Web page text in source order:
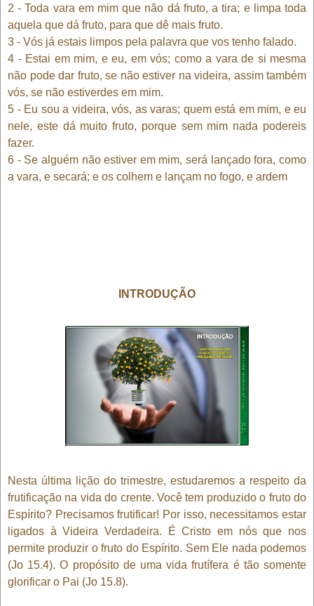
2 - Toda vara em mim que não dá fruto, a tira; e limpa toda
aquela que dá fruto, para que dê mais fruto.
3 - Vós já estais limpos pela palavra que vos tenho falado.
4 - Estai em mim, e eu, em vós; como a vara de si mesma
não pode dar fruto, se não estiver na videira, assim também
vós, se não estiverdes em mim.
5 - Eu sou a videira, vós, as varas; quem está em mim, e eu
nele, este dá muito fruto, porque sem mim nada podereis
fazer.
6 - Se alguém não estiver em mim, será lançado fora, como
a vara, e secará; e os colhem e lançam no fogo, e ardem
INTRODUÇÃO
Nesta última lição do trimestre, estudaremos a respeito da
frutificação na vida do crente. Você tem produzido o fruto do
Espírito? Precisamos frutificar! Por isso, necessitamos estar
ligados à Videira Verdadeira. É Cristo em nós que nos
permite produzir o fruto do Espírito. Sem Ele nada podemos
(Jo 15.4). O propósito de uma vida frutífera é tão somente
glorificar o Pai (Jo 15.8).